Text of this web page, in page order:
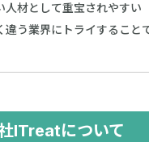
人材として重宝されやすい
違う業界にトライすること
ITreatについて